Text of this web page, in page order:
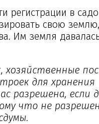
регистрации в
свою
Им земля
для
разрешена, если
что не